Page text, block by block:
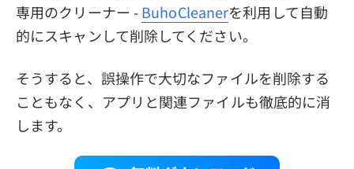
専用のクリーナー -BuhoCleanerを利用して自動
的にスキャンして削除してください。
そうすると、誤操作で大切なファイルを削除する
こともなく、アプリと関連ファイルも徹底的に消
します。